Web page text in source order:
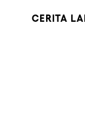
CERITA